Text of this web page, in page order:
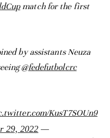
match for the first
by assistants Neuza
@fedefutbolcrc
KusT7SOUn9
— FIFA (@FIFAcom)
29, 2022